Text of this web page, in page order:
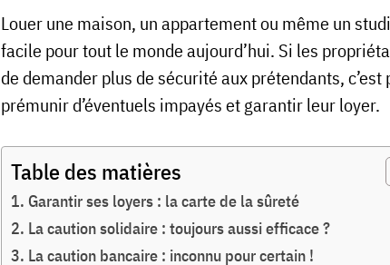
Louer une maison, un appartement ou même un
facile pour tout le monde aujourd’hui. Si les
de demander plus de sécurité aux prétendants, c’est
prémunir d’éventuels impayés et garantir leur loyer.
Table des matières
Garantir ses loyers : la carte de la sûreté
La caution solidaire : toujours aussi efficace ?
La caution bancaire : inconnu pour certain !